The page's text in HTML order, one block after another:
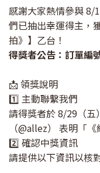
感謝大家熱情參與 8/
們已抽出幸運得主，
拍》】乙台！
得獎者公告：訂單編
📩 領獎說明
1️⃣ 主動聯繫我們
請得獎者於 8/29（五
（@allez） 表明「
2️⃣ 確認中獎資訊
請提供以下資訊以核